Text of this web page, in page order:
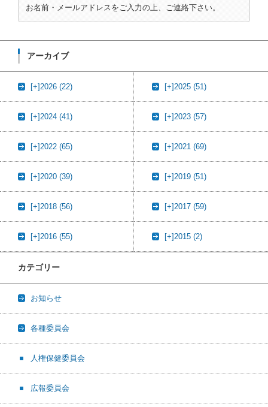
お名前・メールアドレスをご入力の上、ご連絡下さい。
アーカイブ
[+]2026 (22) [+]2025 (51)
[+]2024 (41) [+]2023 (57)
[+]2022 (65) [+]2021 (69)
[+]2020 (39) [+]2019 (51)
[+]2018 (56) [+]2017 (59)
[+]2016 (55) [+]2015 (2)
カテゴリー
お知らせ
各種委員会
人権保健委員会
広報委員会